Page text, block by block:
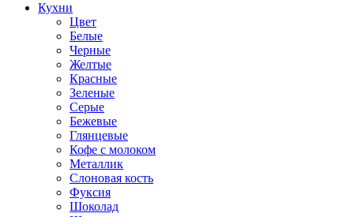
Кухни
Цвет
Белые
Черные
Желтые
Красные
Зеленые
Серые
Бежевые
Глянцевые
Кофе с молоком
Металлик
Слоновая кость
Фуксия
Шоколад